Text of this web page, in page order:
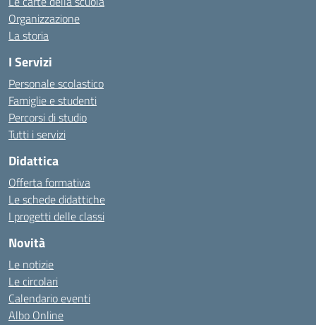
Organizzazione
La storia
I Servizi
Personale scolastico
Famiglie e studenti
Percorsi di studio
Tutti i servizi
Didattica
Offerta formativa
Le schede didattiche
I progetti delle classi
Novità
Le notizie
Le circolari
Calendario eventi
Albo Online